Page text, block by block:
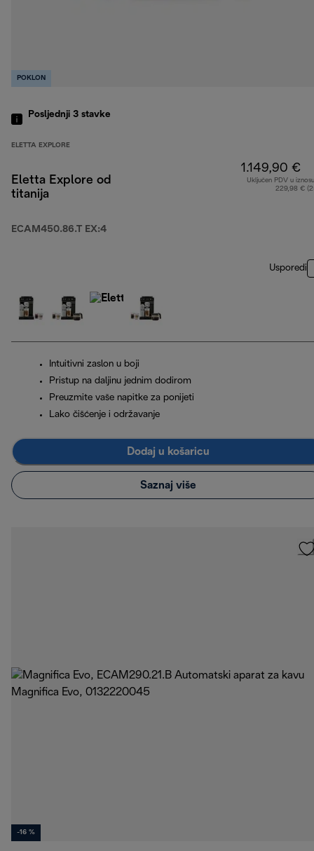
POKLON
Posljednji 3 stavke
ELETTA EXPLORE
Eletta Explore od
titanija
ECAM450.86.T EX:4
1.149,90 €
Uključen PDV u
229,98 €
Usporedi
Intuitivni zaslon u boji
Pristup na daljinu jednim dodirom
Preuzmite vaše napitke za ponijeti
Lako čišćenje i održavanje
Dodaj u košaricu
Saznaj više
-16 %